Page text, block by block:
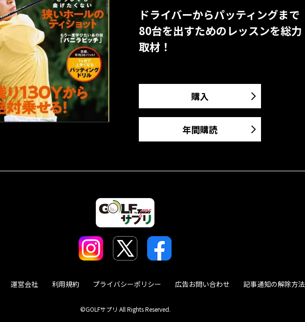
ドライバーからパッティングまで
80台を出すためのレッスンを総力
取材！
購入
年間購読
運営会社 利用規約 プライバシーポリシー 広告お問い合わせ 記事通知の解除方法
©GOLFサプリ All Rights Reserved.